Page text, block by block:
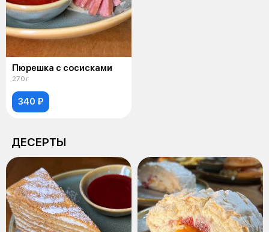
Пюрешка с сосисками
270 г
340 ₽
ДЕСЕРТЫ